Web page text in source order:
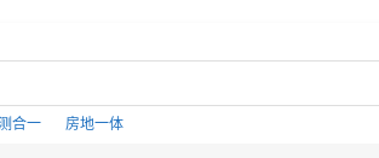
合一 房地一体